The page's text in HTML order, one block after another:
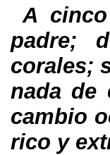
A
padre;
corales;
nada de
cambio
rico y